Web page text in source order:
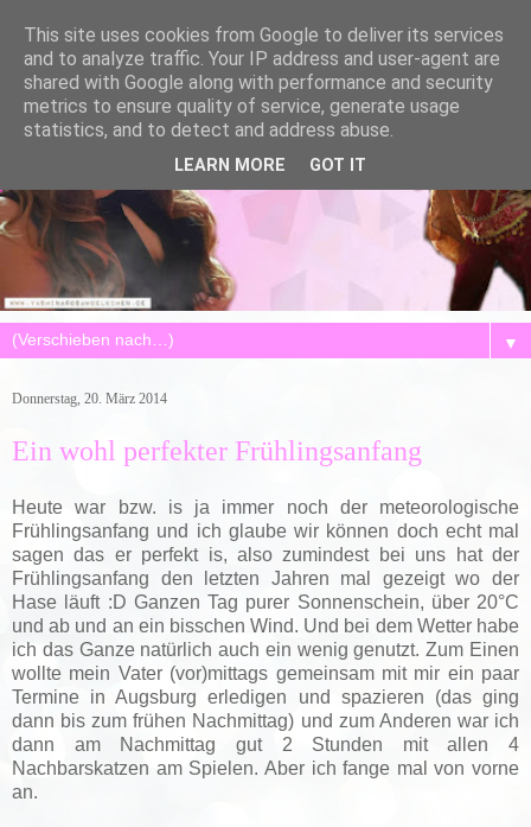
▼
Donnerstag, 20. März 2014
Ein wohl perfekter Frühlingsanfang
Heute war bzw. is ja immer noch der meteorologische
Frühlingsanfang und ich glaube wir können doch echt mal
sagen das er perfekt is, also zumindest bei uns hat der
Frühlingsanfang den letzten Jahren mal gezeigt wo der
Hase läuft :D Ganzen Tag purer Sonnenschein, über 20°C
und ab und an ein bisschen Wind. Und bei dem Wetter habe
ich das Ganze natürlich auch ein wenig genutzt. Zum Einen
wollte mein Vater (vor)mittags gemeinsam mit mir ein paar
Termine in Augsburg erledigen und spazieren (das ging
dann bis zum frühen Nachmittag) und zum Anderen war ich
dann am Nachmittag gut 2 Stunden mit allen 4
Nachbarskatzen am Spielen. Aber ich fange mal von vorne
an.
This site uses cookies from Google to deliver its services
and to analyze traffic. Your IP address and user-agent are
shared with Google along with performance and security
metrics to ensure quality of service, generate usage
statistics, and to detect and address abuse.
LEARN MORE GOT IT